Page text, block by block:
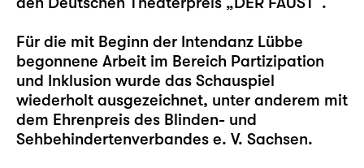
Für die mit Beginn der Intendanz Lübbe
begonnene Arbeit im Bereich Partizipation
und Inklusion wurde das Schauspiel
wiederholt ausgezeichnet, unter anderem mit
dem Ehrenpreis des Blinden- und
Sehbehindertenverbandes e. V. Sachsen.